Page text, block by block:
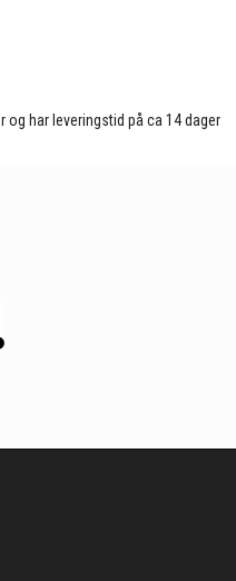
har leveringstid på ca 14 dager